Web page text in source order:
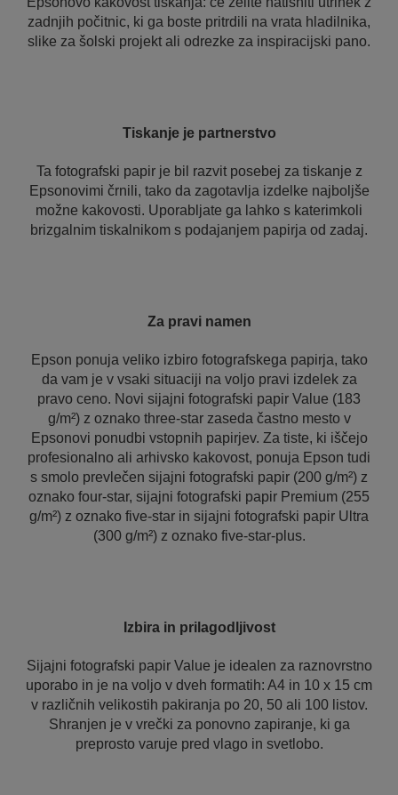
zadnjih počitnic, ki ga boste pritrdili na vrata hladilnika,
slike za šolski projekt ali odrezke za inspiracijski pano.
Tiskanje je partnerstvo
Ta fotografski papir je bil razvit posebej za tiskanje z
Epsonovimi črnili, tako da zagotavlja izdelke najboljše
možne kakovosti. Uporabljate ga lahko s katerimkoli
brizgalnim tiskalnikom s podajanjem papirja od zadaj.
Za pravi namen
Epson ponuja veliko izbiro fotografskega papirja, tako
da vam je v vsaki situaciji na voljo pravi izdelek za
pravo ceno. Novi sijajni fotografski papir Value (183
g/m²) z oznako three-star zaseda častno mesto v
Epsonovi ponudbi vstopnih papirjev. Za tiste, ki iščejo
profesionalno ali arhivsko kakovost, ponuja Epson tudi
s smolo prevlečen sijajni fotografski papir (200 g/m²) z
oznako four-star, sijajni fotografski papir Premium (255
g/m²) z oznako five-star in sijajni fotografski papir Ultra
(300 g/m²) z oznako five-star-plus.
Izbira in prilagodljivost
Sijajni fotografski papir Value je idealen za raznovrstno
uporabo in je na voljo v dveh formatih: A4 in 10 x 15 cm
v različnih velikostih pakiranja po 20, 50 ali 100 listov.
Shranjen je v vrečki za ponovno zapiranje, ki ga
preprosto varuje pred vlago in svetlobo.